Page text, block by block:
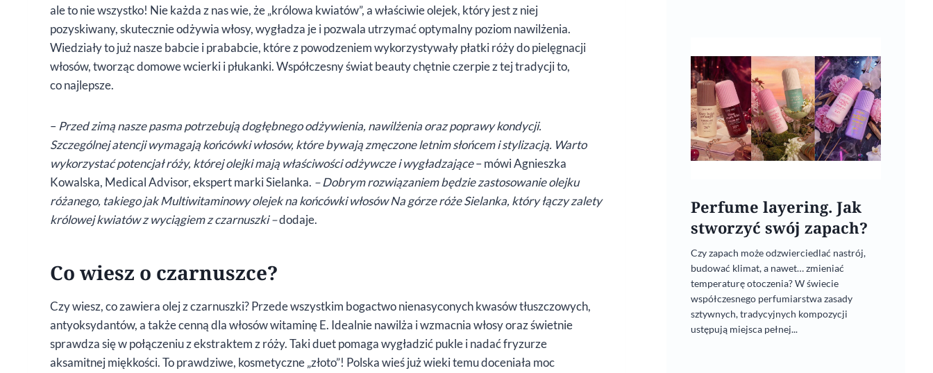
ale to nie wszystko! Nie każda z nas wie, że „królowa kwiatów”, a właściwie olejek, który jest z niej
pozyskiwany, skutecznie odżywia włosy, wygładza je i pozwala utrzymać optymalny poziom nawilżenia.
Wiedziały to już nasze babcie i prababcie, które z powodzeniem wykorzystywały płatki róży do pielęgnacji
włosów, tworząc domowe wcierki i płukanki. Współczesny świat beauty chętnie czerpie z tej tradycji to,
co najlepsze.
–Przed zimą nasze pasma potrzebują dogłębnego odżywienia, nawilżenia oraz poprawy kondycji.
Szczególnej atencji wymagają końcówki włosów, które bywają zmęczone letnim słońcem i stylizacją. Warto
wykorzystać potencjał róży, której olejki mają właściwości odżywcze i wygładzające– mówi Agnieszka
Kowalska, Medical Advisor, ekspert marki Sielanka. – Dobrym rozwiązaniem będzie zastosowanie olejku
różanego, takiego jak Multiwitaminowy olejek na końcówki włosów Na górze róże Sielanka, który łączy zalety
królowej kwiatów z wyciągiem z czarnuszki –dodaje.
Co wiesz o czarnuszce?
Czy wiesz, co zawiera olej z czarnuszki? Przede wszystkim bogactwo nienasyconych kwasów tłuszczowych,
antyoksydantów, a także cenną dla włosów witaminę E. Idealnie nawilża i wzmacnia włosy oraz świetnie
sprawdza się w połączeniu z ekstraktem z róży. Taki duet pomaga wygładzić pukle i nadać fryzurze
aksamitnej miękkości. To prawdziwe, kosmetyczne „złoto”! Polska wieś już wieki temu doceniała moc
Perfume layering. Jak
stworzyć swój zapach?
Czy zapach może odzwierciedlać nastrój,
budować klimat, a nawet… zmieniać
temperaturę otoczenia? W świecie
współczesnego perfumiarstwa zasady
sztywnych, tradycyjnych kompozycji
ustępują miejsca pełnej...